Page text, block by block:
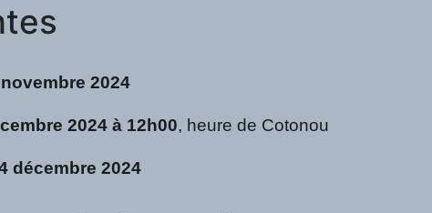
2024
2024 à 12h00, heure de Cotonou
décembre 2024